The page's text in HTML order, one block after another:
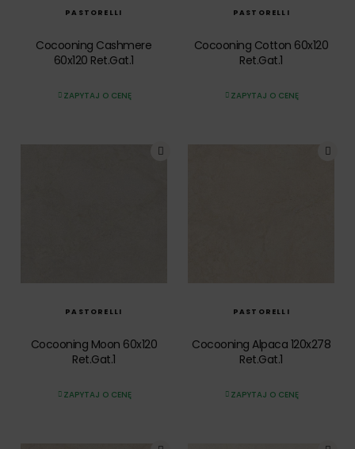
PASTORELLI
Cocooning Cashmere
60x120 Ret.Gat.1
ZAPYTAJ O CENĘ
PASTORELLI
Cocooning Cotton 60x120
Ret.Gat.1
ZAPYTAJ O CENĘ
PASTORELLI
Cocooning Moon 60x120
Ret.Gat.1
ZAPYTAJ O CENĘ
SZYBKI PODGLĄD
PASTORELLI
Cocooning Alpaca 120x278
Ret.Gat.1
ZAPYTAJ O CENĘ
SZYBKI PODGLĄD